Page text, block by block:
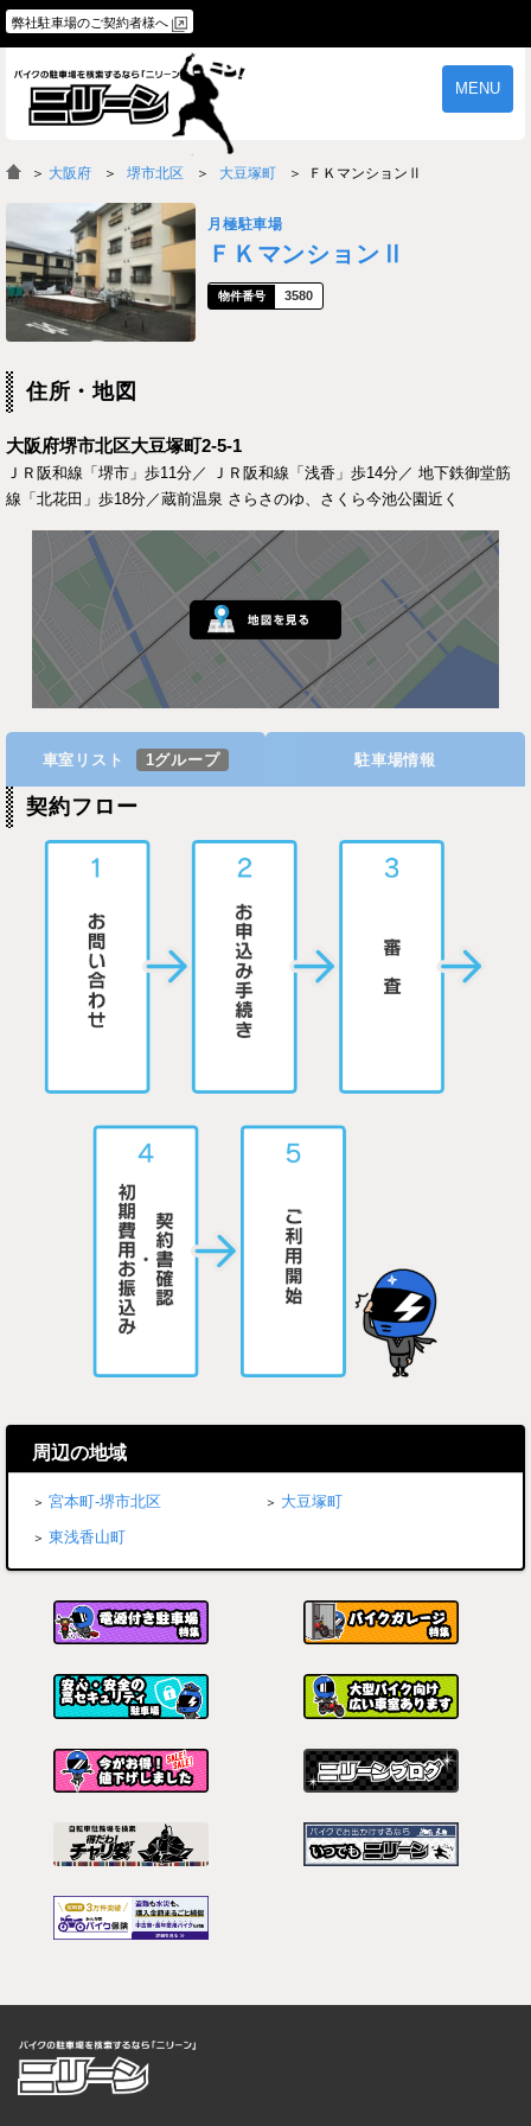
弊社駐車場のご契約者様へ
MENU
物件一覧
よくあるご質問
＞ 大阪府 堺市北区 大豆塚町 ＦＫマンションⅡ
月極駐車場
ＦＫマンションⅡ
3580
住所・地図
大阪府堺市北区大豆塚町2-5-1
ＪＲ阪和線「堺市」歩11分／ ＪＲ阪和線「浅香」歩14分／ 地下鉄御堂筋
線「北花田」歩18分／蔵前温泉 さらさのゆ、さくら今池公園近く
車室リスト 1グループ 駐車場情報
契約フロー
周辺の地域
宮本町-堺市北区
大豆塚町
東浅香山町